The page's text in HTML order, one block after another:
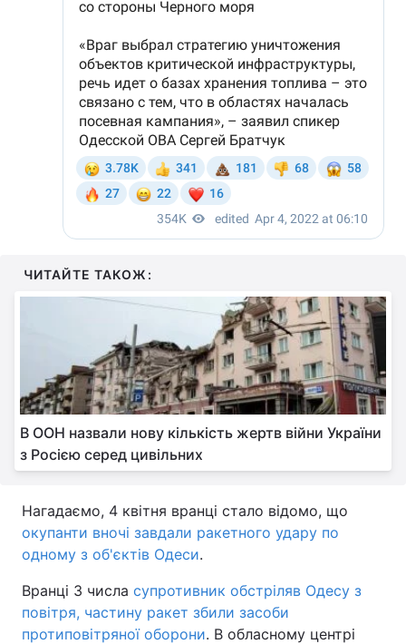
ЧИТАЙТЕ ТАКОЖ:
В ООН назвали нову кількість жертв війни України
з Росією серед цивільних
Нагадаємо, 4 квітня вранці стало відомо, що
окупанти вночі завдали ракетного удару по
одному з об'єктів Одеси.
Вранці 3 числа супротивник обстріляв Одесу з
повітря, частину ракет збили засоби
протиповітряної оборони. В обласному центрі